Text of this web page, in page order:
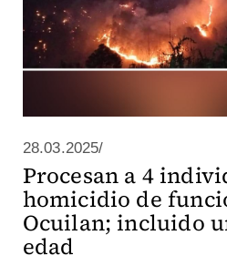
28.03.2025/
Procesan a 4
homicidio de
Ocuilan; incluido
edad